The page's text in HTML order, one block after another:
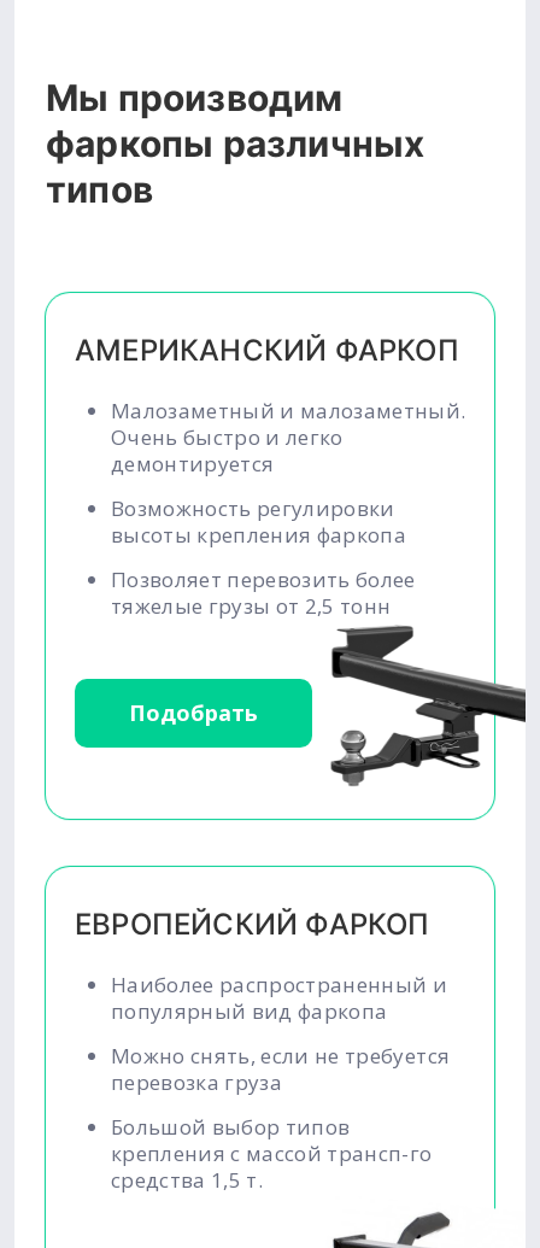
Мы производим
фаркопы различных
типов
АМЕРИКАНСКИЙ ФАРКОП
Малозаметный и малозаметный.
Очень быстро и легко
демонтируется
Возможность регулировки
высоты крепления фаркопа
Позволяет перевозить более
тяжелые грузы от 2,5 тонн
Подобрать
ЕВРОПЕЙСКИЙ ФАРКОП
Наиболее распространенный и
популярный вид фаркопа
Можно снять, если не требуется
перевозка груза
Большой выбор типов
крепления с массой трансп-го
средства 1,5 т.